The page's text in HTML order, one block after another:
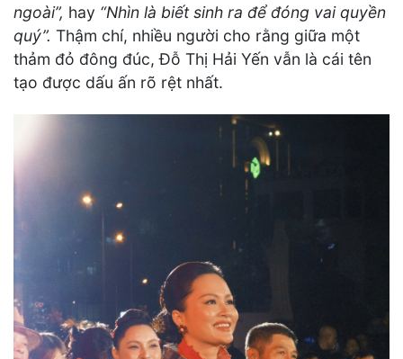
ngoài”, hay “Nhìn là biết sinh ra để đóng vai quyền
quý”. Thậm chí, nhiều người cho rằng giữa một
thảm đỏ đông đúc, Đỗ Thị Hải Yến vẫn là cái tên
tạo được dấu ấn rõ rệt nhất.